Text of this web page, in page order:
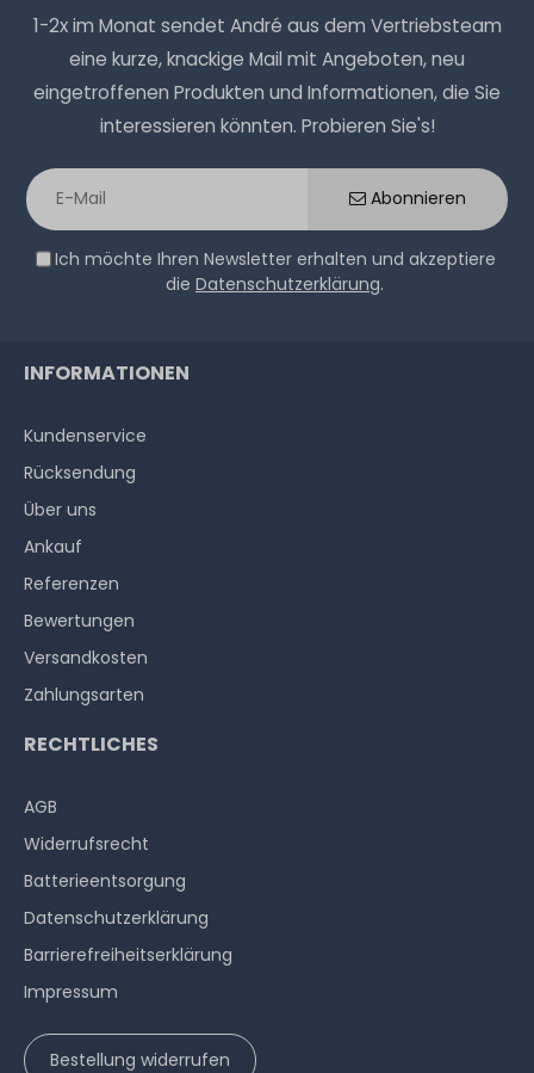
1-2x im Monat sendet André aus dem Vertriebsteam
eine kurze, knackige Mail mit Angeboten, neu
eingetroffenen Produkten und Informationen, die Sie
interessieren könnten. Probieren Sie's!
Abonnieren
Ich möchte Ihren Newsletter erhalten und akzeptiere
die Datenschutzerklärung.
INFORMATIONEN
Kundenservice
Rücksendung
Über uns
Ankauf
Referenzen
Bewertungen
Versandkosten
Zahlungsarten
RECHTLICHES
AGB
Widerrufs­recht
Batterieentsorgung
Datenschutzerklärung
Barrierefreiheitserklärung
Impressum
Bestellung widerrufen